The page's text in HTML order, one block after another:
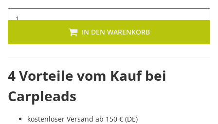
IN DEN WARENKORB
4 Vorteile vom Kauf bei
Carpleads
kostenloser Versand ab 150 € (DE)